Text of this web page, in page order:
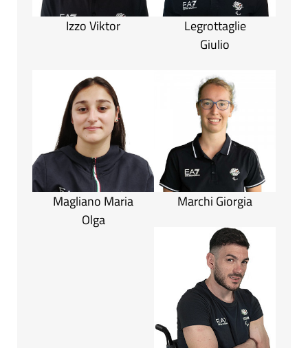
Izzo Viktor
Legrottaglie
Giulio
Magliano Maria
Olga
Marchi Giorgia